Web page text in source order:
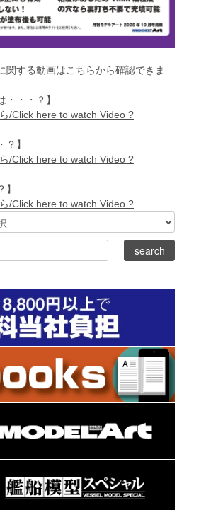
関する動画はこちらから確認できま
・・・？】
/Click here to watch Video ?
？】
/Click here to watch Video ?
】
/Click here to watch Video ?